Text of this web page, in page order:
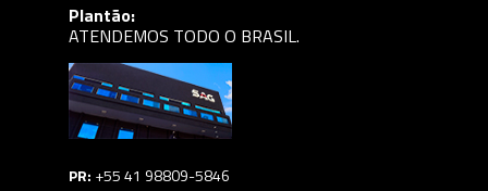
Plantão:
ATENDEMOS TODO O BRASIL.
PR: +55 41 98809-5846